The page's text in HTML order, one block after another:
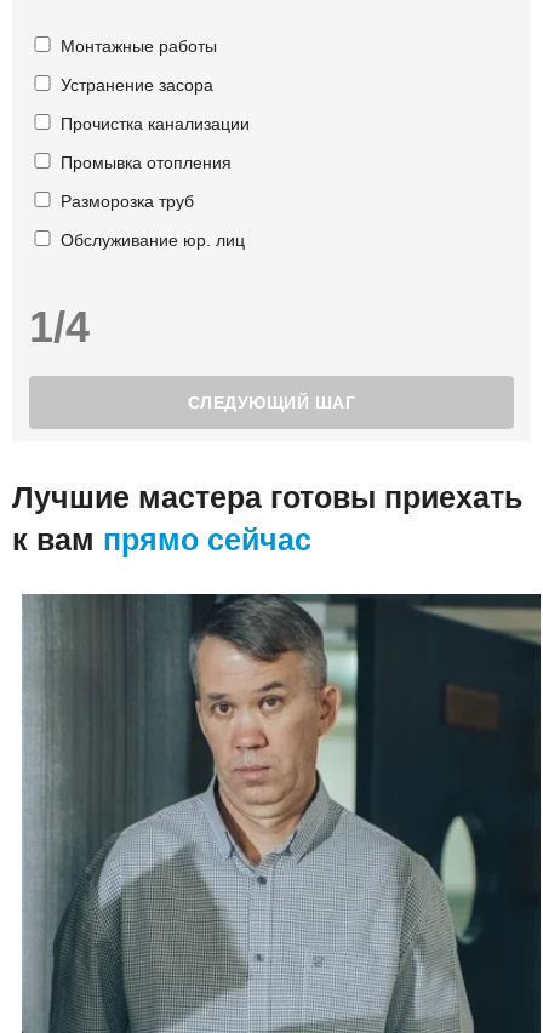
Монтажные работы
Устранение засора
Прочистка канализации
Промывка отопления
Разморозка труб
Обслуживание юр. лиц
1/4
Лучшие мастера готовы приехать
к вам прямо сейчас